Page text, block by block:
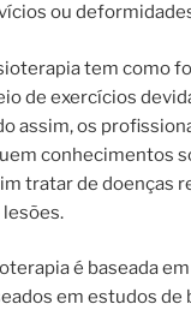
ou
tem como
de exercícios
assim, os
conhecimentos
tratar de doenças
é baseada
em estudos de